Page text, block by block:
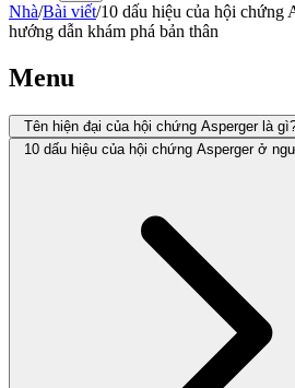
Nhà/Bài viết/10 dấu hiệu của hội chứng
hướng dẫn khám phá bản thân
Menu
Tên hiện đại của hội chứng Asperger là
10 dấu hiệu của hội chứng Asperger ở